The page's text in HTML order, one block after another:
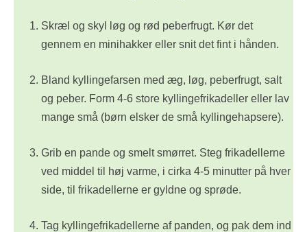
Skræl og skyl løg og rød peberfrugt. Kør det
gennem en minihakker eller snit det fint i hånden.
Bland kyllingefarsen med æg, løg, peberfrugt, salt
og peber. Form 4-6 store kyllingefrikadeller eller lav
mange små (børn elsker de små kyllingehapsere).
Grib en pande og smelt smørret. Steg frikadellerne
ved middel til høj varme, i cirka 4-5 minutter på hver
side, til frikadellerne er gyldne og sprøde.
Tag kyllingefrikadellerne af panden, og pak dem ind